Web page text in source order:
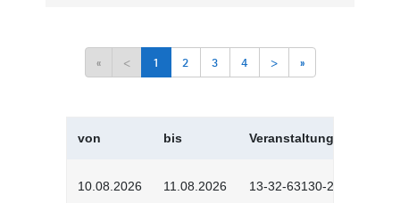
« < 1 2 3 4 > »
von bis Veranstaltungskürzel
10.08.2026 11.08.2026 13-32-63130-2601